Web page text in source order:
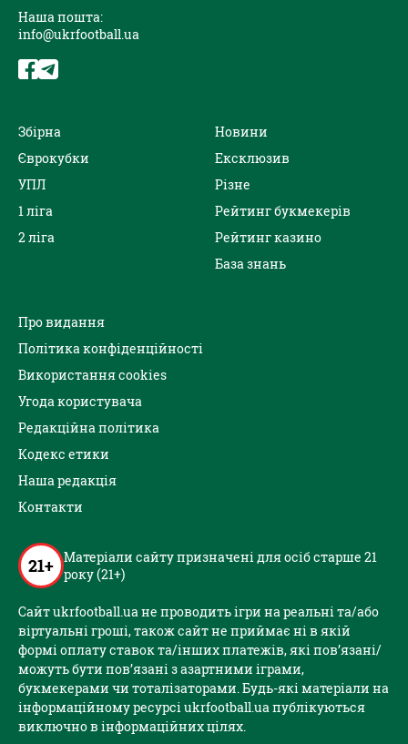
Наша пошта:
info@ukrfootball.ua
Збірна
Єврокубки
УПЛ
1 ліга
2 ліга
Новини
Ексклюзив
Різне
Рейтинг букмекерів
Рейтинг казино
База знань
Про видання
Політика конфіденційності
Використання cookies
Угода користувача
Редакційна політика
Кодекс етики
Наша редакція
Контакти
21+ Матеріали сайту призначені для осіб старше 21
року (21+)
Сайт ukrfootball.ua не проводить ігри на реальні та/або
віртуальні гроші, також сайт не приймає ні в якій
формі оплату ставок та/інших платежів, які пов’язані/
можуть бути пов’язані з азартними іграми,
букмекерами чи тоталізаторами. Будь-які матеріали на
інформаційному ресурсі ukrfootball.ua публікуються
виключно в інформаційних цілях.